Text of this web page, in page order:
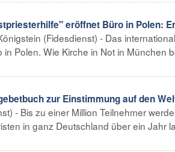
eröffnet Büro in Polen:
(Fidesdienst) - Das
in Polen. Wie Kirche in Not in München
zur Einstimmung auf den
- Bis zu einer Million Teilnehmer
in ganz Deutschland über ein Jahr